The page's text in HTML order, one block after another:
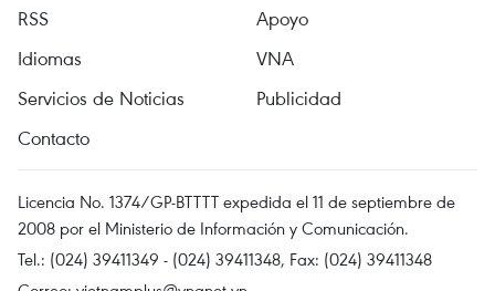
RSS
Apoyo
Idiomas
VNA
Servicios de Noticias
Publicidad
Contacto
Licencia No. 1374/GP-BTTTT expedida el 11 de septiembre de
2008 por el Ministerio de Información y Comunicación.
Tel.: (024) 39411349 - (024) 39411348, Fax: (024) 39411348